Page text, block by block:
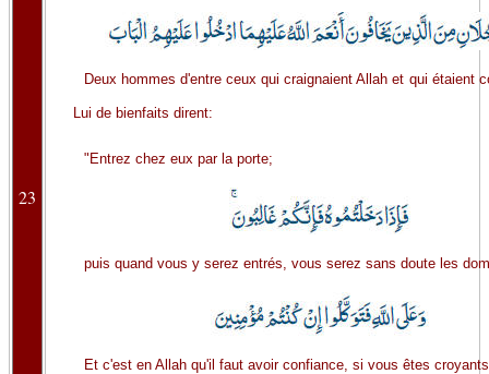
23
Deux hommes d'entre ceux qui craignaient Allah et qui étaient
Lui de bienfaits dirent:
"Entrez chez eux par la porte;
puis quand vous y serez entrés, vous serez sans doute les
Et c'est en Allah qu'il faut avoir confiance, si vous êtes